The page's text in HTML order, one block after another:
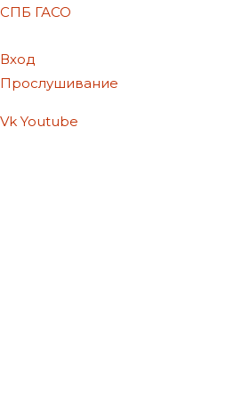
СПБ ГАСО
Вход
Прослушивание
Vk Youtube